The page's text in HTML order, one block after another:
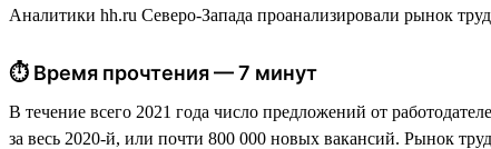
Аналитики hh.ru Северо-Запада проанализировали рынок
⏱ Время прочтения — 7 минут
В течение всего 2021 года число предложений от
за весь 2020-й, или почти 800 000 новых вакансий. Рынок